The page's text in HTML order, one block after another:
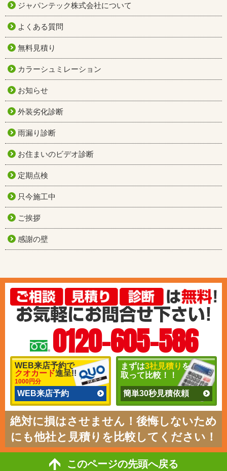
ジャパンテック株式会社について
よくある質問
無料見積り
カラーシュミレーション
お知らせ
外装劣化診断
雨漏り診断
お住まいのビデオ診断
定期点検
只今施工中
ご挨拶
感謝の壁
0120-605-586
WEB来店予約で
クオカード進呈!!
1000円分
WEB来店予約
まずは3社見積り を
取って比較！！
簡単30秒見積依頼
絶対に損はさせません！後悔しないため
にも他社と見積りを比較してください！
このページの先頭へ戻る